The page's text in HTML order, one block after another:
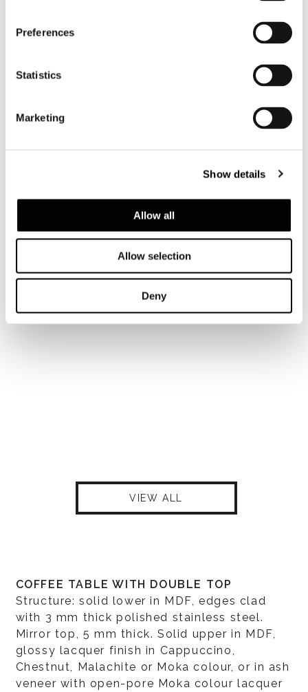
Preferences
Statistics
Marketing
Show details
Allow all
Allow selection
Deny
VIEW ALL
COFFEE TABLE WITH DOUBLE TOP
Structure: solid lower in MDF, edges clad
with 3 mm thick polished stainless steel.
Mirror top, 5 mm thick. Solid upper in MDF,
glossy lacquer finish in Cappuccino,
Chestnut, Malachite or Moka colour, or in ash
veneer with open-pore Moka colour lacquer